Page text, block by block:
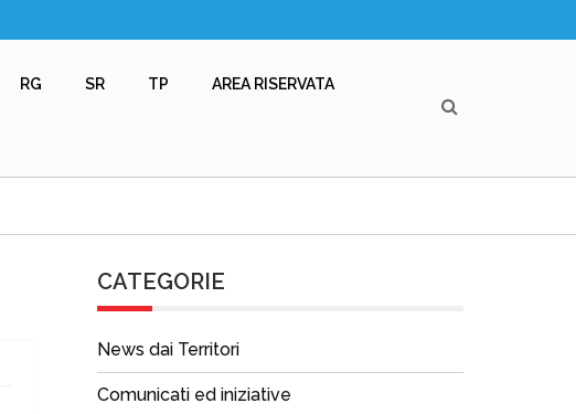
RG SR TP AREA RISERVATA
CATEGORIE
News dai Territori
Comunicati ed iniziative